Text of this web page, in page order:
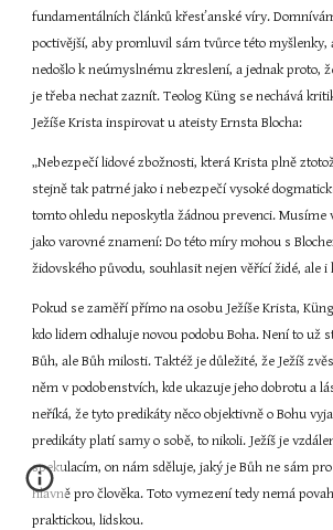
fundamentálních článků křesťanské víry.
poctivější, aby promluvil sám tvůrce této myšlenky,
nedošlo k neúmyslnému zkreslení, a jednak proto,
je třeba nechat zaznít. Teolog Küng se nechává
Ježíše Krista inspirovat u ateisty Ernsta Blocha:
„Nebezpečí lidové zbožnosti, která Krista plně
stejně tak patrné jako i nebezpečí vysoké
tomto ohledu neposkytla žádnou prevenci.
jako varovné znamení: Do této míry mohou s
židovského původu, souhlasit nejen věřící židé, ale i
Pokud se zaměří přímo na osobu Ježíše Krista,
kdo lidem odhaluje novou podobu Boha. Není to už
Bůh, ale Bůh milosti. Taktéž je důležité, že Ježíš
něm v podobenstvích, kde ukazuje jeho dobrotu a
neříká, že tyto predikáty něco objektivně o Bohu
predikáty platí samy o sobě, to nikoli. Ježíš je
spekulacím, on nám sděluje, jaký je Bůh ne sám
hlavně pro člověka. Toto vymezení tedy nemá
praktickou, lidskou.